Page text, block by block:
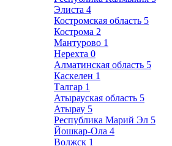
Элиста 4
Костромская область 5
Кострома 2
Мантурово 1
Нерехта 0
Алматинская область 5
Каскелен 1
Талгар 1
Атырауская область 5
Атырау 5
Республика Марий Эл 5
Йошкар-Ола 4
Волжск 1